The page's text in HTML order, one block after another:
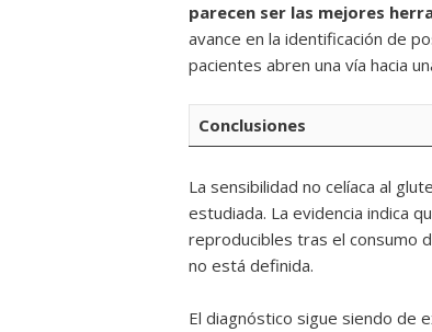
parecen ser las mejores
avance en la identificación de
pacientes abren una vía hacia
Conclusiones
La sensibilidad no celíaca al
estudiada. La evidencia indica
reproducibles tras el consumo
no está definida.
El diagnóstico sigue siendo de